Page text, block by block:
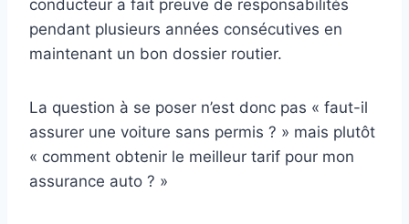
conducteur a fait preuve de responsabilités
pendant plusieurs années consécutives en
maintenant un bon dossier routier.
La question à se poser n’est donc pas « faut-il
assurer une voiture sans permis ? » mais plutôt
« comment obtenir le meilleur tarif pour mon
assurance auto ? »